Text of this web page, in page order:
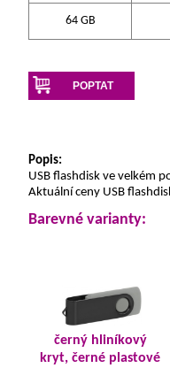
64 GB
POPTAT
Popis:
USB flashdisk ve velkém
Aktuální ceny USB
Barevné varianty:
černý hliníkový
kryt, černé plastové